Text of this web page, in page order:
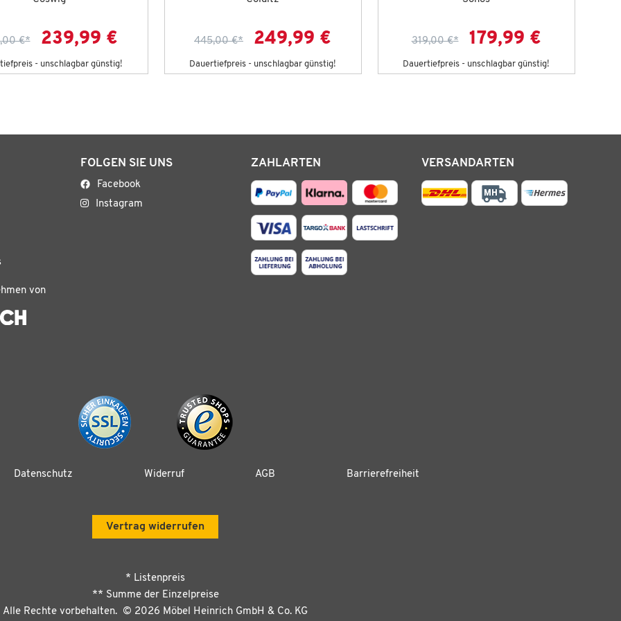
€* 239,99 €
- unschlagbar günstig!
445,00 €* 249,99 €
Dauertiefpreis - unschlagbar günstig!
319,00 €* 179,99 €
Dauertiefpreis - unschlagbar günstig!
von
FOLGEN SIE UNS
Facebook
Instagram
ZAHLARTEN VERSANDARTEN
Datenschutz Widerruf AGB Barrierefreiheit
Vertrag widerrufen
* Listenpreis
** Summe der Einzelpreise
Alle Rechte vorbehalten. © 2026 Möbel Heinrich GmbH & Co. KG